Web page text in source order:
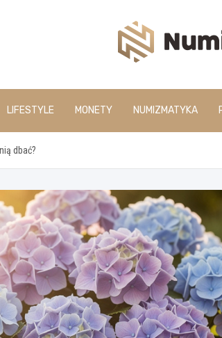
LIFESTYLE MONETY NUMIZMATYKA
dbać?